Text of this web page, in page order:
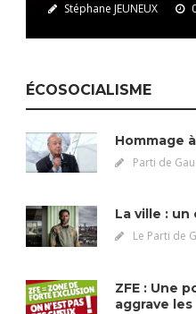
Stéphane JEUNEUX
ÉCOSOCIALISME
Hommage
Parti de
La ville :
Le Parti de
ZFE : Une
aggrave